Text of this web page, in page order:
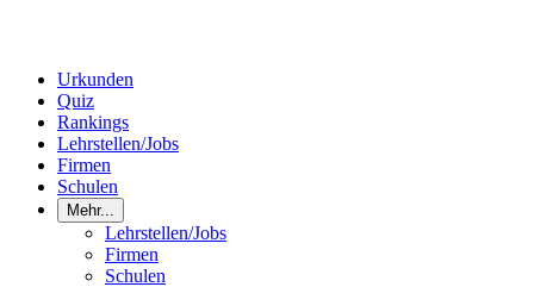
Urkunden
Quiz
Rankings
Lehrstellen/Jobs
Firmen
Schulen
Mehr...
Lehrstellen/Jobs
Firmen
Schulen